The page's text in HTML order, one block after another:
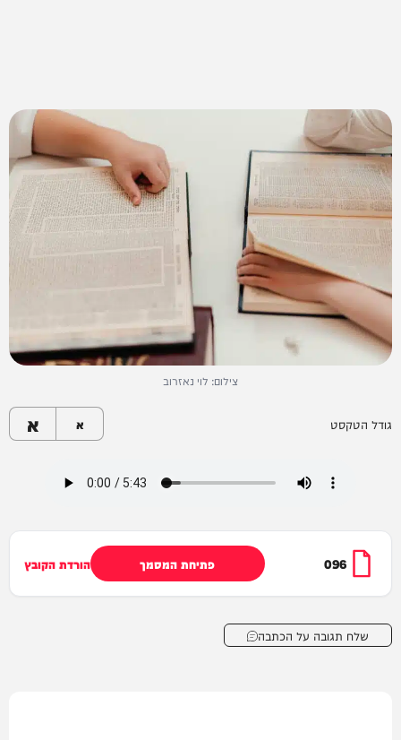
צילום: לוי נאזרוב
גודל הטקסט א א
096 פתיחת המסמך הורדת הקובץ
שלח תגובה על הכתבה